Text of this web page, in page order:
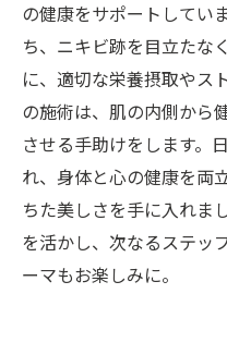
の健康をサポートしてい
ち、ニキビ跡を目立たな
に、適切な栄養摂取やス
の施術は、肌の内側から
させる手助けをします。
れ、身体と心の健康を両
ちた美しさを手に入れま
を活かし、次なるステッ
ーマもお楽しみに。